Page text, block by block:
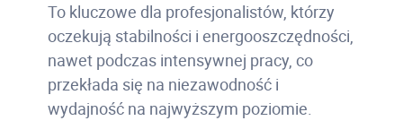
To kluczowe dla profesjonalistów, którzy
oczekują stabilności i energooszczędności,
nawet podczas intensywnej pracy, co
przekłada się na niezawodność i
wydajność na najwyższym poziomie.